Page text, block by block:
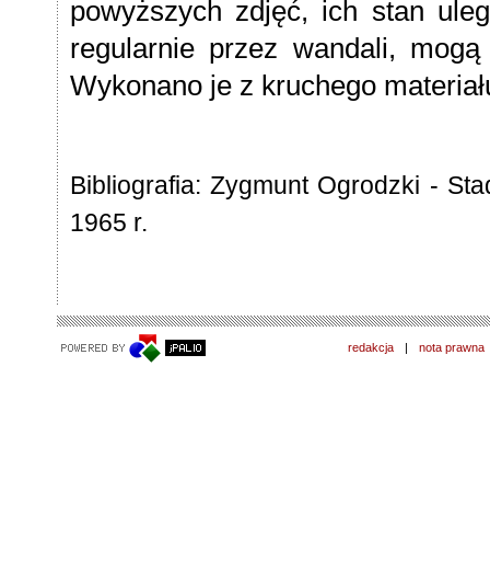
powyższych zdjęć, ich stan
regularnie przez wandali,
Wykonano je z kruchego
Bibliografia: Zygmunt Ogrodzki -
1965 r.
redakcja | nota prawna